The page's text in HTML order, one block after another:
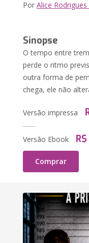
PorAlice
Sinopse
O tempo entre
perde o ritmo
outra forma de
chega, ele não
Versão impressa
Versão Ebook
Comprar